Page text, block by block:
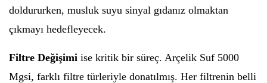
doldururken, musluk suyu sinyal gıdanız olmaktan
çıkmayı hedefleyecek.
Filtre Değişimi ise kritik bir süreç. Arçelik Suf 5000
Mgsi, farklı filtre türleriyle donatılmış. Her filtrenin belli